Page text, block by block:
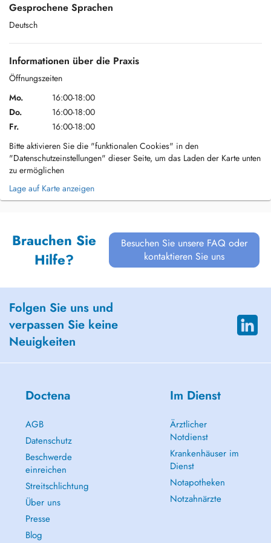
Gesprochene Sprachen
Deutsch
Informationen über die Praxis
Öffnungszeiten
Mo.
16:00-18:00
Do.
16:00-18:00
Fr.
16:00-18:00
Bitte aktivieren Sie die "funktionalen Cookies" in den
"Datenschutzeinstellungen" dieser Seite, um das Laden der Karte unten
zu ermöglichen
Lage auf Karte anzeigen
Brauchen Sie
Hilfe?
Besuchen Sie unsere FAQ oder
kontaktieren Sie uns
Folgen Sie uns und
verpassen Sie keine
Neuigkeiten
Doctena
AGB
Datenschutz
Beschwerde
einreichen
Streitschlichtung
Über uns
Presse
Blog
Im Dienst
Ärztlicher
Notdienst
Krankenhäuser im
Dienst
Notapotheken
Notzahnärzte